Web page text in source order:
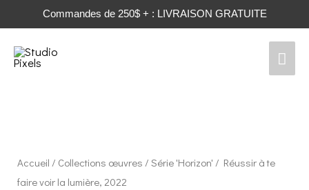
Commandes de 250$ + : LIVRAISON GRATUITE
Accueil / Collections œuvres /Série 'Horizon' / Réussir à te
faire voir la lumière, 2022